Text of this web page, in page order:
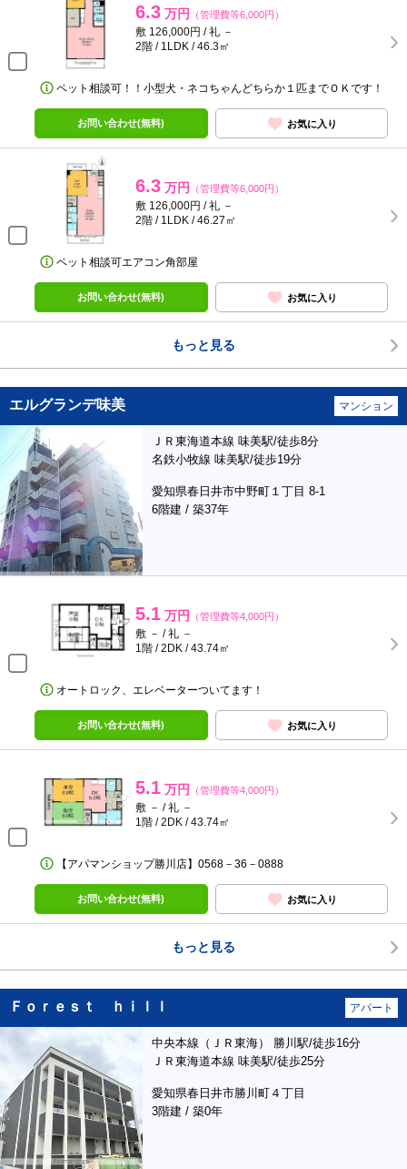
6.3 万円 （管理費等6,000円）
敷 126,000円 / 礼 －
2階 / 1LDK / 46.3㎡
ペット相談可！！小型犬・ネコちゃんどちらか１匹までＯＫです！
お問い合わせ(無料) お気に入り
6.3 万円 （管理費等6,000円）
敷 126,000円 / 礼 －
2階 / 1LDK / 46.27㎡
ペット相談可エアコン角部屋
お問い合わせ(無料) お気に入り
もっと見る
エルグランデ味美 マンション
ＪＲ東海道本線 味美駅/徒歩8分
名鉄小牧線 味美駅/徒歩19分
愛知県春日井市中野町１丁目 8-1
6階建 / 築37年
5.1 万円 （管理費等4,000円）
敷 － / 礼 －
1階 / 2DK / 43.74㎡
オートロック、エレベーターついてます！
お問い合わせ(無料) お気に入り
5.1 万円 （管理費等4,000円）
敷 － / 礼 －
1階 / 2DK / 43.74㎡
【アパマンショップ勝川店】0568－36－0888
お問い合わせ(無料) お気に入り
もっと見る
Ｆｏｒｅｓｔ ｈｉｌｌ アパート
中央本線（ＪＲ東海） 勝川駅/徒歩16分
ＪＲ東海道本線 味美駅/徒歩25分
愛知県春日井市勝川町４丁目
3階建 / 築0年